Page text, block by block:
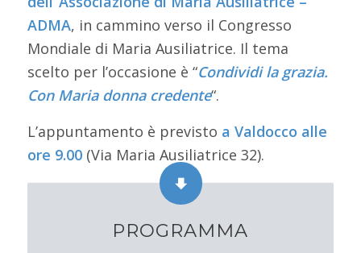
ADMA, in cammino verso il Congresso
Mondiale di Maria Ausiliatrice. Il tema
scelto per l’occasione è “Condividi la grazia.
Con Maria donna credente“.
L’appuntamento è previsto a Valdocco alle
ore 9.00(Via Maria Ausiliatrice 32).
PROGRAMMA